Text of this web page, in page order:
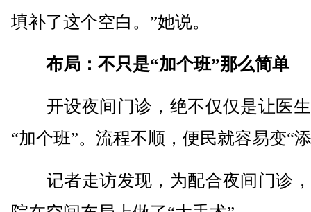
填补了这个空白。”她说。
布局：不只是“加个班”那么简单
开设夜间门诊，绝不仅仅是让医
“加个班”。流程不顺，便民就容易变“
记者走访发现，为配合夜间门诊